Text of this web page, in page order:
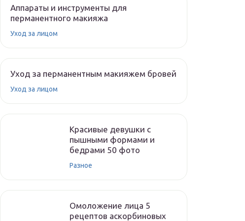
Аппараты и инструменты для
перманентного макияжа
Уход за лицом
Уход за перманентным макияжем бровей
Уход за лицом
Красивые девушки с
пышными формами и
бедрами 50 фото
Разное
Омоложение лица 5
рецептов аскорбиновых